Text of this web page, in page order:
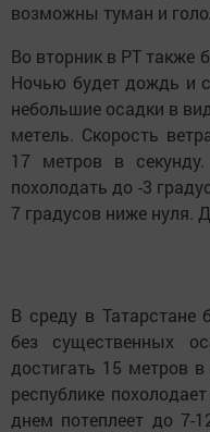
возможны туман и
Во вторник в РТ также
Ночью будет дождь и
небольшие осадки в
метель. Скорость
17 метров в
похолодать до -3
7 градусов ниже нуля.
В среду в Татарстане
без существенных
достигать 15 метров
республике
днем потеплеет до 7-